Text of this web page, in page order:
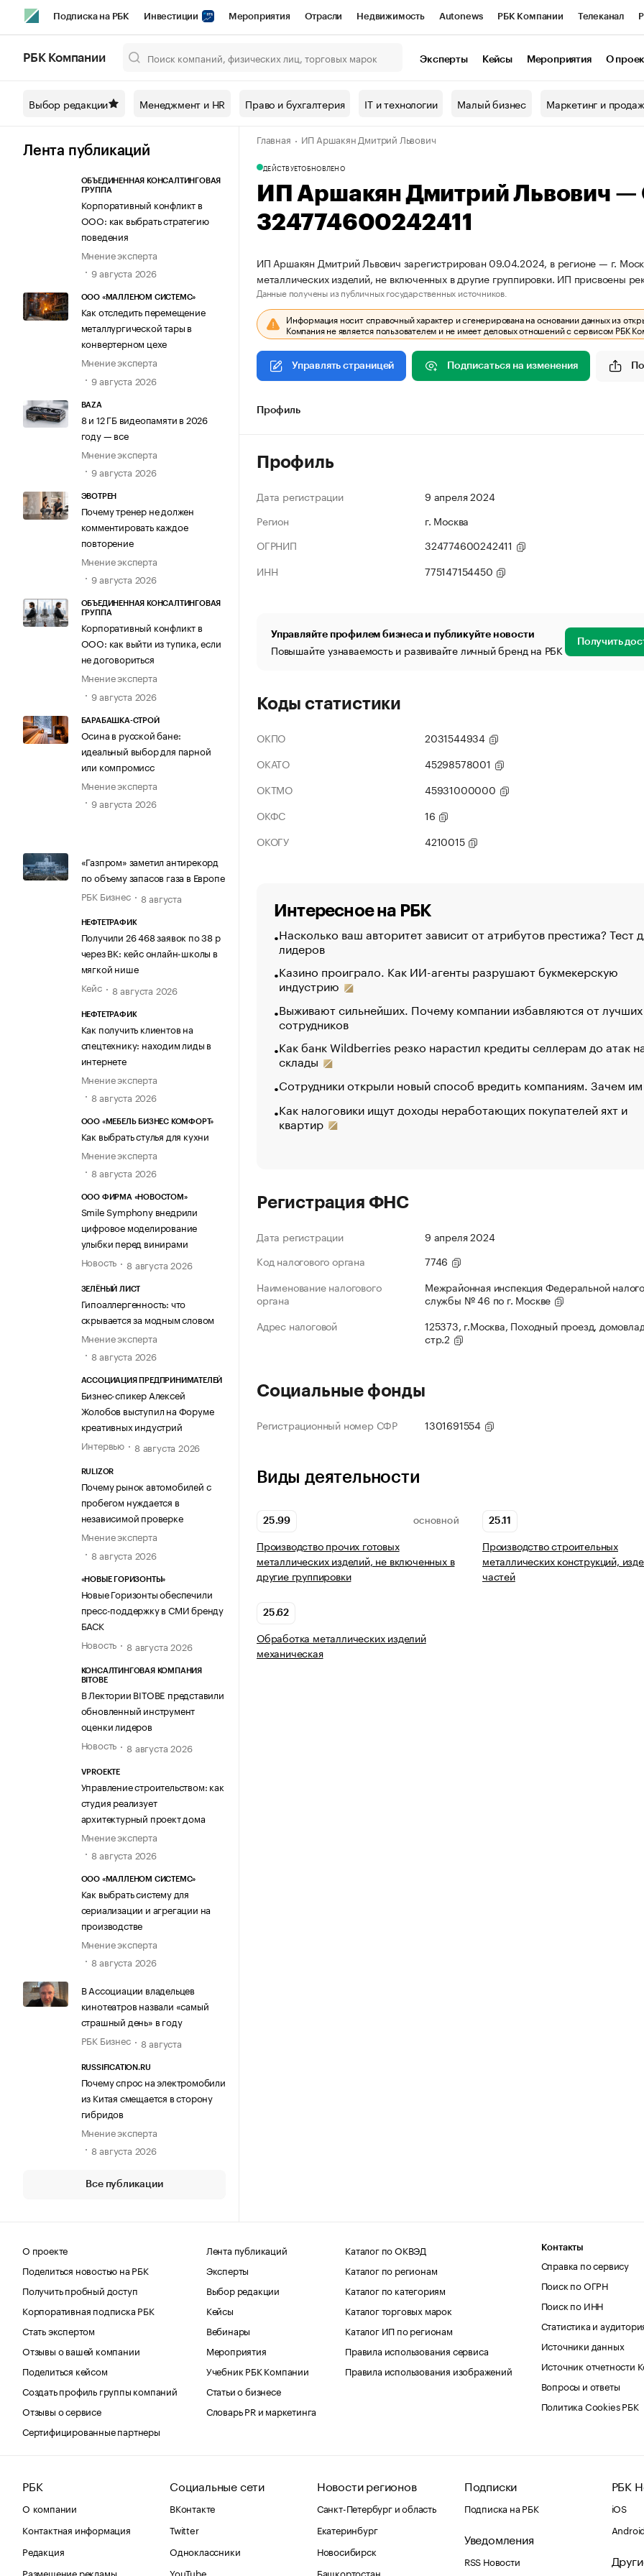
Подписка на РБК Инвестиции Мероприятия Отрасли Недвижимость Autonews РБК Компании Телеканал
Спецпроекты СПб Конференции СПб Спецпроекты Проверка контрагентов
Технологии и медиа Рынок наличной валюты
РБК Компании Эксперты Кейсы Мероприятия О
Выбор редакции Менеджмент и HR Право и бухгалтерия IT и технологии Малый бизнес Маркетинг и
Лента публикаций
ОБЪЕДИНЕННАЯ КОНСАЛТИНГОВАЯ
ГРУППА
Корпоративный конфликт в
ООО: как выбрать стратегию
поведения
Мнение эксперта
9 августа 2026
ООО «МАЛЛЕНОМ СИСТЕМС»
Как отследить перемещение
металлургической тары в
конвертерном цехе
Мнение эксперта
9 августа 2026
BAZA
8 и 12 ГБ видеопамяти в 2026
году — все
Мнение эксперта
9 августа 2026
ЭВОТРЕН
Почему тренер не должен
комментировать каждое
повторение
Мнение эксперта
9 августа 2026
ОБЪЕДИНЕННАЯ КОНСАЛТИНГОВАЯ
ГРУППА
Корпоративный конфликт в
ООО: как выйти из тупика, если
не договориться
Мнение эксперта
9 августа 2026
БАРАБАШКА-СТРОЙ
Осина в русской бане:
идеальный выбор для парной
или компромисс
Мнение эксперта
9 августа 2026
«Газпром» заметил антирекорд
по объему запасов газа в Европе
РБК Бизнес
8 августа
НЕФТЕТРАФИК
Получили 26 468 заявок по 38 р
через ВК: кейс онлайн-школы в
мягкой нише
Кейс
8 августа 2026
НЕФТЕТРАФИК
Как получить клиентов на
спецтехнику: находим лиды в
интернете
Мнение эксперта
8 августа 2026
ООО «МЕБЕЛЬ БИЗНЕС КОМФОРТ»
Как выбрать стулья для кухни
Мнение эксперта
8 августа 2026
ООО ФИРМА «НОВОСТОМ»
Smile Symphony внедрили
цифровое моделирование
улыбки перед винирами
Новость
8 августа 2026
ЗЕЛЁНЫЙ ЛИСТ
Гипоаллергенность: что
скрывается за модным словом
Мнение эксперта
8 августа 2026
АССОЦИАЦИЯ ПРЕДПРИНИМАТЕЛЕЙ
Бизнес-спикер Алексей
Жолобов выступил на Форуме
креативных индустрий
Интервью
8 августа 2026
RULIZOR
Почему рынок автомобилей с
пробегом нуждается в
независимой проверке
Мнение эксперта
8 августа 2026
«НОВЫЕ ГОРИЗОНТЫ»
Новые Горизонты обеспечили
пресс-поддержку в СМИ бренду
БАСК
Новость
8 августа 2026
КОНСАЛТИНГОВАЯ КОМПАНИЯ
BITOBE
В Лектории BITOBE представили
обновленный инструмент
оценки лидеров
Новость
8 августа 2026
VPROEKTE
Управление строительством: как
студия реализует
архитектурный проект дома
Мнение эксперта
8 августа 2026
ООО «МАЛЛЕНОМ СИСТЕМС»
Как выбрать систему для
сериализации и агрегации на
производстве
Мнение эксперта
8 августа 2026
В Ассоциации владельцев
кинотеатров назвали «самый
страшный день» в году
РБК Бизнес
8 августа
RUSSIFICATION.RU
Почему спрос на электромобили
из Китая смещается в сторону
гибридов
Мнение эксперта
8 августа 2026
Все публикации
Главная ИП Аршакян Дмитрий Львович
ДЕЙСТВУЕТОБНОВЛЕНО
ИП Аршакян Дмитрий Львович
324774600242411
ИП Аршакян Дмитрий Львович зарегистрирован 09.04.2024, в регионе — г.
металлических изделий, не включенных в другие группировки. ИП присвоены
Данные получены из публичных государственных источников.
Информация носит справочный характер и сгенерирована на основании данных из
Компания не является пользователем и не имеет деловых отношений с сервисом РБК
Управлять страницей Подписаться на изменения
Профиль
Профиль
Дата регистрации
9 апреля 2024
Регион
г. Москва
ОГРНИП
324774600242411
ИНН
775147154450
Управляйте профилем бизнеса и публикуйте новости
Повышайте узнаваемость и развивайте личный бренд на РБК Получить
Коды статистики
ОКПО
2031544934
ОКАТО
45298578001
ОКТМО
45931000000
ОКФС
16
ОКОГУ
4210015
Интересное на РБК
Насколько ваш авторитет зависит от атрибутов престижа? Тест
лидеров
Казино проиграло. Как ИИ-агенты разрушают букмекерскую
индустрию
Выживают сильнейших. Почему компании избавляются от лучших
сотрудников
Как банк Wildberries резко нарастил кредиты селлерам до атак
склады
Сотрудники открыли новый способ вредить компаниям. Зачем
Как налоговики ищут доходы неработающих покупателей яхт и
квартир
Регистрация ФНС
Дата регистрации
9 апреля 2024
Код налогового органа
7746
Наименование налогового
органа
Межрайонная инспекция Федеральной
службы № 46 по г. Москве
Адрес налоговой
125373, г.Москва, Походный проезд,
стр.2
Социальные фонды
Регистрационный номер СФР 1301691554
Виды деятельности
25.99 ОСНОВНОЙ
Производство прочих готовых
металлических изделий, не включенных в
другие группировки
25.11
Производство строительных
металлических конструкций,
частей
25.62
Обработка металлических изделий
механическая
О проекте
Поделиться новостью на РБК
Получить пробный доступ
Корпоративная подписка РБК
Стать экспертом
Отзывы о вашей компании
Поделиться кейсом
Создать профиль группы компаний
Отзывы о сервисе
Сертифицированные партнеры
Лента публикаций
Эксперты
Выбор редакции
Кейсы
Вебинары
Мероприятия
Учебник РБК Компании
Статьи о бизнесе
Словарь PR и маркетинга
Каталог по ОКВЭД
Каталог по регионам
Каталог по категориям
Каталог торговых марок
Каталог ИП по регионам
Правила использования сервиса
Правила использования изображений
Контакты
Справка по сервису
Поиск по ОГРН
Поиск по ИНН
Статистика и
Источники данных
Источник отчетности
Вопросы и ответы
Политика Cookies РБК
РБК
О компании
Контактная информация
Редакция
Размещение рекламы
Социальные сети
ВКонтакте
Twitter
Одноклассники
YouTube
Новости регионов
Санкт-Петербург и область
Екатеринбург
Новосибирск
Башкортостан
Подписки
Подписка на РБК
Уведомления
RSS Новости
РБК
iOS